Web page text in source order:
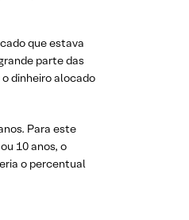
que estava
parte das
dinheiro alocado
Para este
10 anos, o
o percentual